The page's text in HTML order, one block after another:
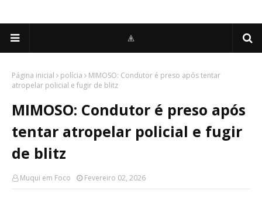
Página inicial polícia
MIMOSO: Condutor é preso após tentar
atropelar policial e fugir de blitz
MIMOSO: Condutor é preso após
tentar atropelar policial e fugir
de blitz
Muqui em Foco Fevereiro 02, 2026